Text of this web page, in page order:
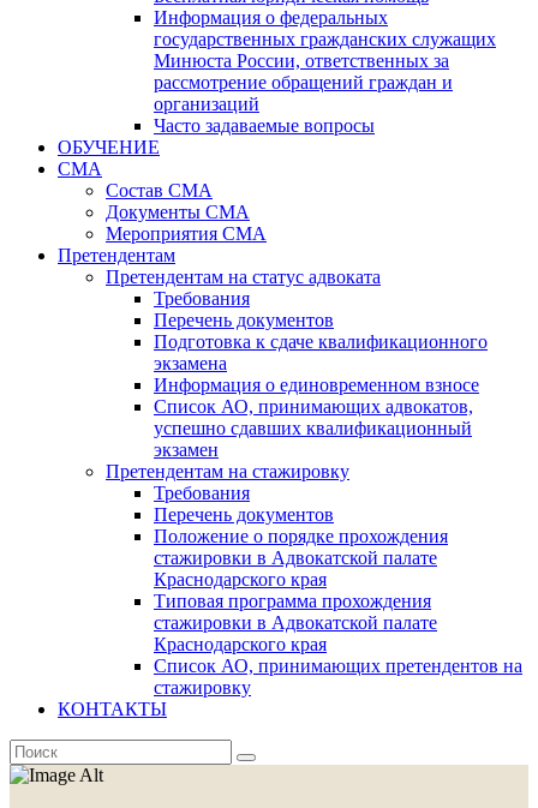
Информация о федеральных
государственных гражданских служащих
Минюста России, ответственных за
рассмотрение обращений граждан и
организаций
Часто задаваемые вопросы
ОБУЧЕНИЕ
СМА
Состав СМА
Документы СМА
Мероприятия СМА
Претендентам
Претендентам на статус адвоката
Требования
Перечень документов
Подготовка к сдаче квалификационного
экзамена
Информация о единовременном взносе
Список АО, принимающих адвокатов,
успешно сдавших квалификационный
экзамен
Претендентам на стажировку
Требования
Перечень документов
Положение о порядке прохождения
стажировки в Адвокатской палате
Краснодарского края
Типовая программа прохождения
стажировки в Адвокатской палате
Краснодарского края
Список АО, принимающих претендентов на
стажировку
КОНТАКТЫ